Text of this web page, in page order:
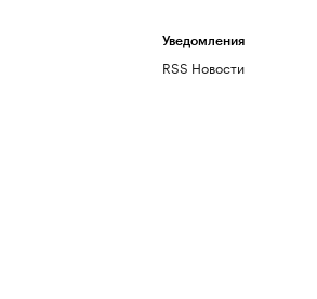
Уведомления
RSS Новости